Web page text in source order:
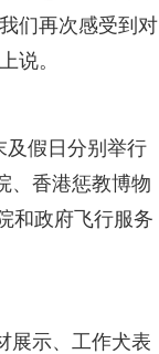
们再次感受到对
说。
及假日分别举行
、香港惩教博物
和政府飞行服务
展示、工作犬表